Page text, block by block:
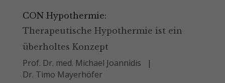
CON Hypothermie:
Therapeutische Hypothermie ist ein
überholtes Konzept
Prof. Dr. med. Michael Joannidis
Dr. Timo Mayerhöfer